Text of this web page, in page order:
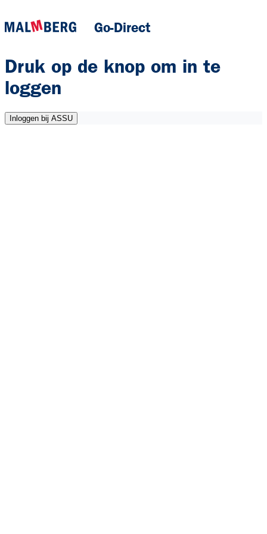
Go-Direct
Druk op de knop om in te
loggen